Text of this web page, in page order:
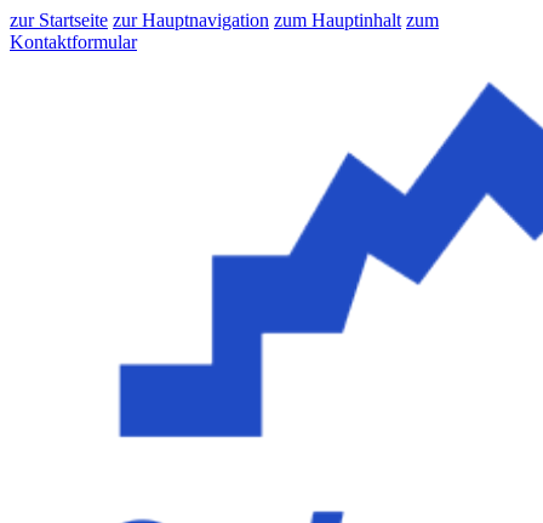
zur Startseite zur Hauptnavigation zum Hauptinhalt zum
Kontaktformular